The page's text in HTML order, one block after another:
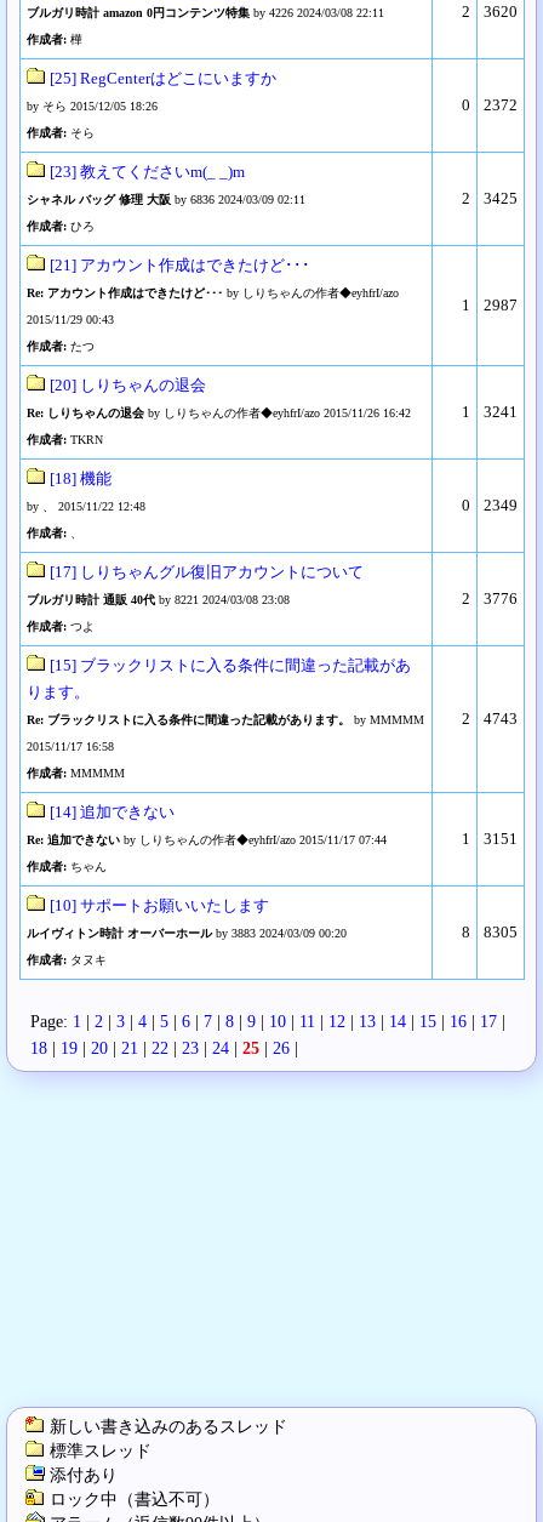
ブルガリ時計 amazon 0円コンテンツ特集by 4226 2024/03/08 22:11
作成者:樺
2 3620
[25] RegCenterはどこにいますか
by そら 2015/12/05 18:26
作成者:そら
0 2372
[23] 教えてくださいm(_ _)m
シャネル バッグ 修理 大阪 by 6836 2024/03/09 02:11
作成者:ひろ
2 3425
[21] アカウント作成はできたけど･･･
Re: アカウント作成はできたけど･･･ by しりちゃんの作者◆eyhfrI/azo
2015/11/29 00:43
作成者:たつ
1 2987
[20] しりちゃんの退会
Re: しりちゃんの退会by しりちゃんの作者◆eyhfrI/azo 2015/11/26 16:42
作成者:TKRN
1 3241
[18] 機能
by 、 2015/11/22 12:48
作成者:、
0 2349
[17] しりちゃんグル復旧アカウントについて
ブルガリ時計 通販 40代by 8221 2024/03/08 23:08
作成者:つよ
2 3776
[15] ブラックリストに入る条件に間違った記載があ
ります。
Re: ブラックリストに入る条件に間違った記載があります。
by MMMMM
2015/11/17 16:58
作成者:MMMMM
2 4743
[14] 追加できない
Re: 追加できないby しりちゃんの作者◆eyhfrI/azo 2015/11/17 07:44
作成者:ちゃん
1 3151
[10] サポートお願いいたします
ルイヴィトン時計 オーバーホールby 3883 2024/03/09 00:20
作成者:タヌキ
8 8305
Page: 1 | 2 | 3 | 4 | 5 | 6 | 7 | 8 | 9 | 10 | 11 | 12 | 13 | 14 | 15 | 16 | 17 |
18 | 19 | 20 | 21 | 22 | 23 | 24 | 25 | 26 |
新しい書き込みのあるスレッド
標準スレッド
添付あり
ロック中（書込不可）